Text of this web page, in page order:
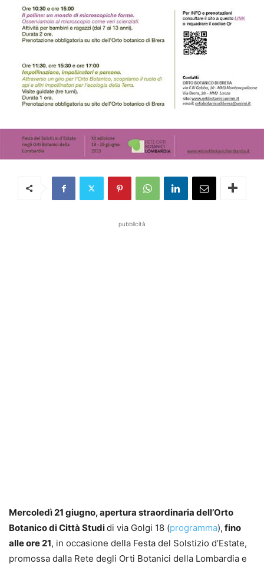
pubblicità
Mercoledì 21 giugno, apertura straordinaria dell’Orto
Botanico di Città Studidi via Golgi 18 (programma), fino
alle ore 21, in occasione della Festa del Solstizio d’Estate,
promossa dalla Rete degli Orti Botanici della Lombardia e